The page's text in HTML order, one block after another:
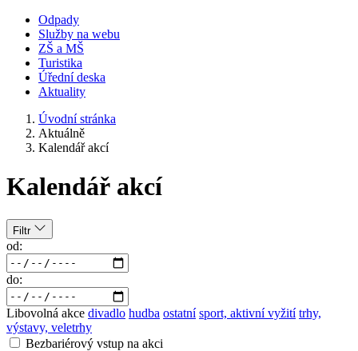
Odpady
Služby na webu
ZŠ a MŠ
Turistika
Úřední deska
Aktuality
Úvodní stránka
Aktuálně
Kalendář akcí
Kalendář akcí
Filtr
od:
do:
Libovolná akce divadlo hudba ostatní sport, aktivní vyžití trhy,
výstavy, veletrhy
Bezbariérový vstup na akci